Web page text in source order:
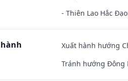
- Thiên Lao Hắc
Xuất hành hướng
Tránh hướng Đông